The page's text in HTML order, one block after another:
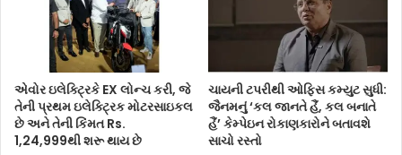
એવોર ઇલેક્ટ્રિકે EX લોન્ચ કરી, જે
તેની પ્રથમ ઇલેક્ટ્રિક મોટરસાઇકલ
છે અને તેની કિંમત Rs.
1,24,999થી શરૂ થાય છે
ચાયની ટપરીથી ઓફિસ કમ્યુટ સુધી:
જૈનમનું ‘કલ જાનતે હૈં, કલ બનાતે
હૈં’ કેમ્પેઇન રોકાણકારોને બતાવશે
સાચો રસ્તો